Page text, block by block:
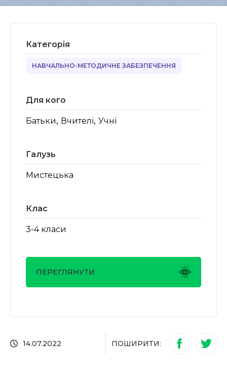
14.07.2022 ПОШИРИТИ:
Категорія
НАВЧАЛЬНО-МЕТОДИЧНЕ ЗАБЕЗПЕЧЕННЯ
Для кого
Батьки, Вчителі, Учні
Галузь
Мистецька
Клас
3-4 класи
ПЕРЕГЛЯНУТИ